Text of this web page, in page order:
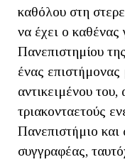
καθόλου στη
να έχει ο καθένας
Πανεπιστημίου
ένας
αντικειμένου
τριακονταετούς
Πανεπιστήμιο
συγγραφέας,